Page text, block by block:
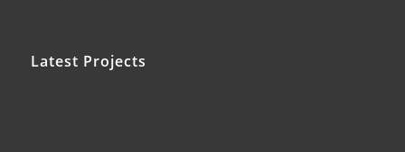
Latest Projects